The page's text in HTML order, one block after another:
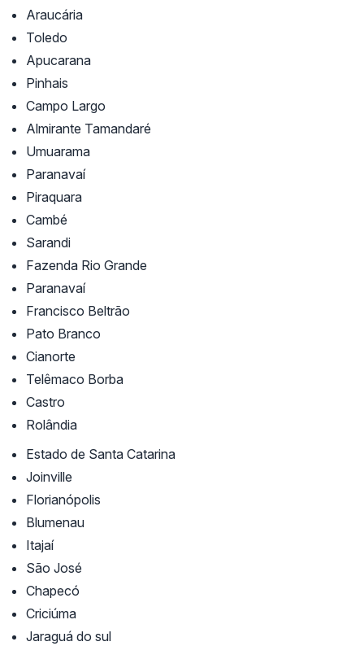
Araucária
Toledo
Apucarana
Pinhais
Campo Largo
Almirante Tamandaré
Umuarama
Paranavaí
Piraquara
Cambé
Sarandi
Fazenda Rio Grande
Paranavaí
Francisco Beltrão
Pato Branco
Cianorte
Telêmaco Borba
Castro
Rolândia
Estado de Santa Catarina
Joinville
Florianópolis
Blumenau
Itajaí
São José
Chapecó
Criciúma
Jaraguá do sul